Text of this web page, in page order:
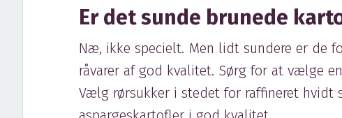
Er det sunde brunede
Næ, ikke specielt. Men lidt sundere er de
råvarer af god kvalitet. Sørg for at vælge
Vælg rørsukker i stedet for raffineret hvidt